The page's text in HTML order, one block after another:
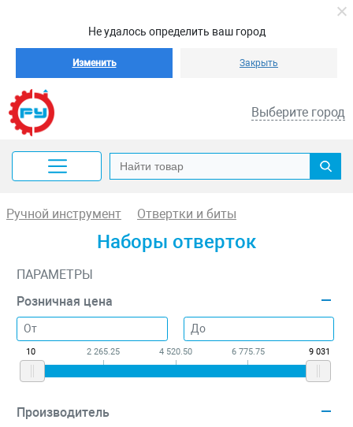
Не удалось определить ваш город
Изменить Закрыть
Выберите город
Ручной инструмент Отвертки и биты
Наборы отверток
ПАРАМЕТРЫ
Розничная цена
10 2 265.25 4 520.50 6 775.75 9 031
Производитель